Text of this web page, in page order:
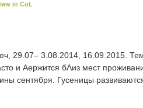
in CoL
29.07– 3.08.2014, 16.09.2015.
и Αержится бΛиз мест
сентября. Гусеницы